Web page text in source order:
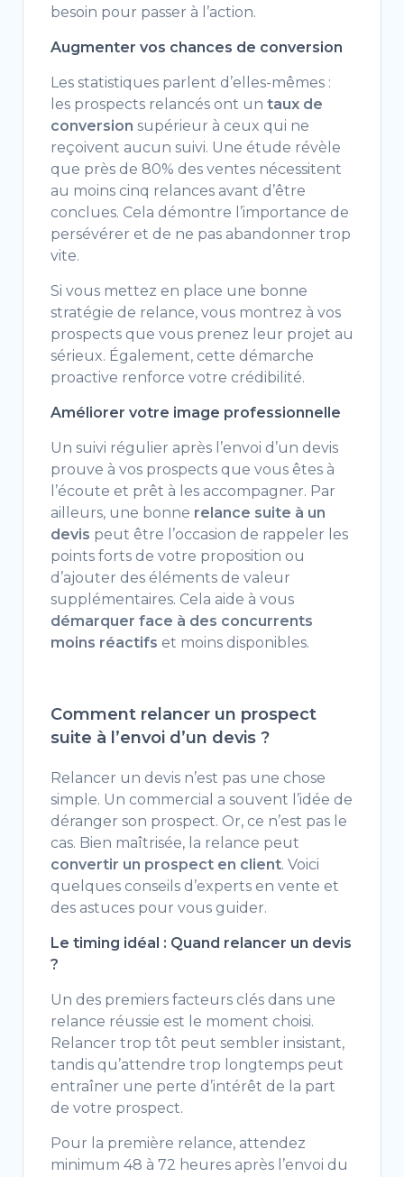
besoin pour passer à l’action.
Augmenter vos chances de conversion
Les statistiques parlent d’elles-mêmes :
les prospects relancés ont un taux de
conversion supérieur à ceux qui ne
reçoivent aucun suivi. Une étude révèle
que près de 80% des ventes nécessitent
au moins cinq relances avant d’être
conclues. Cela démontre l’importance de
persévérer et de ne pas abandonner trop
vite.
Si vous mettez en place une bonne
stratégie de relance, vous montrez à vos
prospects que vous prenez leur projet au
sérieux. Également, cette démarche
proactive renforce votre crédibilité.
Améliorer votre image professionnelle
Un suivi régulier après l’envoi d’un devis
prouve à vos prospects que vous êtes à
l’écoute et prêt à les accompagner. Par
ailleurs, une bonne relance suite à un
devis peut être l’occasion de rappeler les
points forts de votre proposition ou
d’ajouter des éléments de valeur
supplémentaires. Cela aide à vous
démarquer face à des concurrents
moins réactifs et moins disponibles.
Comment relancer un prospect
suite à l’envoi d’un devis ?
Relancer un devis n’est pas une chose
simple. Un commercial a souvent l’idée de
déranger son prospect. Or, ce n’est pas le
cas. Bien maîtrisée, la relance peut
convertir un prospect en client. Voici
quelques conseils d’experts en vente et
des astuces pour vous guider.
Le timing idéal : Quand relancer un devis
?
Un des premiers facteurs clés dans une
relance réussie est le moment choisi.
Relancer trop tôt peut sembler insistant,
tandis qu’attendre trop longtemps peut
entraîner une perte d’intérêt de la part
de votre prospect.
Pour la première relance, attendez
minimum 48 à 72 heures après l’envoi du